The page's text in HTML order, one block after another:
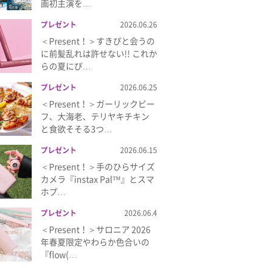
画初主演を…
プレゼント 2026.06.26
＜Present！＞すきぴと会うの
に前髪乱れは許せない!! これか
らの夏にぴ…
プレゼント 2026.06.25
＜Present！＞ガーリックビー
フ、大海老、テリヤキチキン
と食欲そそる3つ…
プレゼント 2026.06.15
＜Present！＞手のひらサイズ
カメラ『instax Pal™』とスマ
ホプ…
プレゼント 2026.06.4
＜Present！＞サロニア 2026
年春夏限定やわらか色合いの
『flow(…